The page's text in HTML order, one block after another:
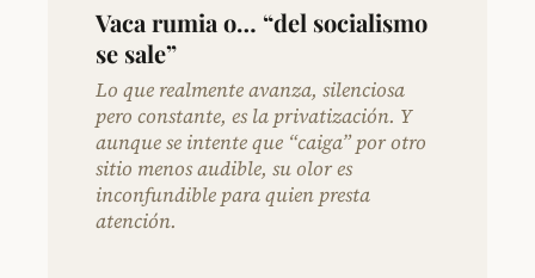
Vaca rumia o… “del socialismo
se sale”
Lo que realmente avanza, silenciosa
pero constante, es la privatización. Y
aunque se intente que “caiga” por otro
sitio menos audible, su olor es
inconfundible para quien presta
atención.